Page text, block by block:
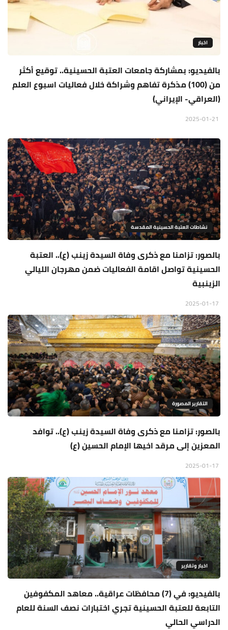
اخبار
بالفيديو: بمشاركة جامعات العتبة الحسينية.. توقيع أكثر
من (100) مذكرة تفاهم وشراكة خلال فعاليات اسبوع العلم
(العراقي- الإيراني)
نشاطات العتبة الحسينية المقدسة
بالصور: تزامنا مع ذكرى وفاة السيدة زينب (ع).. العتبة
الحسينية تواصل اقامة الفعاليات ضمن مهرجان الليالي
الزينبية
التقارير المصورة
بالصور: تزامنا مع ذكرى وفاة السيدة زينب (ع).. توافد
المعزين إلى مرقد اخيها الإمام الحسين (ع)
اخبار وتقارير
بالفيديو: في (7) محافظات عراقية.. معاهد المكفوفين
التابعة للعتبة الحسينية تجري اختبارات نصف السنة للعام
الدراسي الحالي